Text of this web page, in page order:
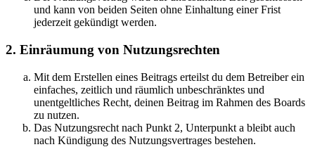
und kann von beiden Seiten ohne Einhaltung einer Frist
jederzeit gekündigt werden.
2. Einräumung von Nutzungsrechten
Mit dem Erstellen eines Beitrags erteilst du dem Betreiber ein
einfaches, zeitlich und räumlich unbeschränktes und
unentgeltliches Recht, deinen Beitrag im Rahmen des Boards
zu nutzen.
Das Nutzungsrecht nach Punkt 2, Unterpunkt a bleibt auch
nach Kündigung des Nutzungsvertrages bestehen.